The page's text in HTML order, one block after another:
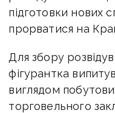
підготовки нових
прорватися на
Для збору
фігурантка
виглядом
торговельного